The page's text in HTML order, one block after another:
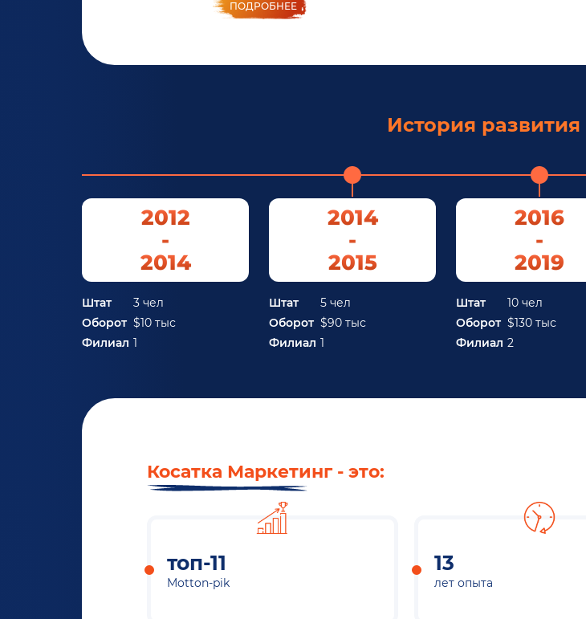
ПОДРОБНЕЕ
История развития
2012
-
2014
Штат
3 чел
Оборот $10 тыс
Филиал 1
2014
-
2015
Штат
5 чел
Оборот $90 тыс
Филиал 1
2016
-
2019
Штат
10 чел
Оборот $130 тыс
Филиал 2
Косатка Маркетинг - это:
топ-11
Motton-pik
13
лет опыта